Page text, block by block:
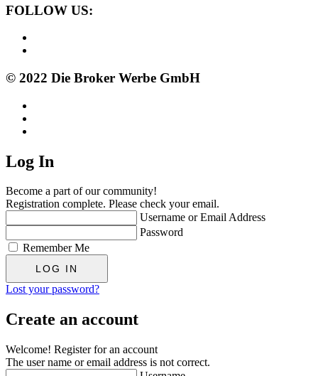
FOLLOW US:
© 2022 Die Broker Werbe GmbH
Log In
Become a part of our community!
Registration complete. Please check your email.
Username or Email Address
Password
Remember Me
Lost your password?
Create an account
Welcome! Register for an account
The user name or email address is not correct.